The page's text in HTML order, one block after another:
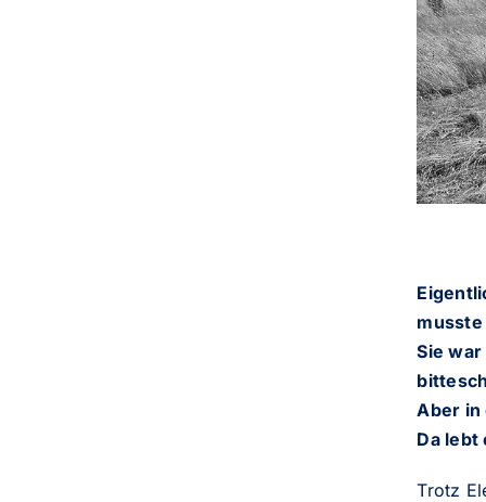
musste
Sie
Aber in
Da lebt
Trotz